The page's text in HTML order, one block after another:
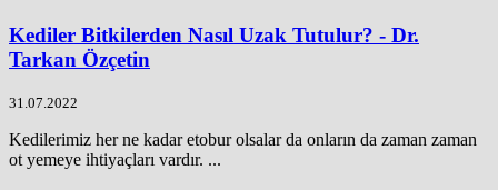
Kediler Bitkilerden Nasıl Uzak Tutulur? - Dr.
Tarkan Özçetin
31.07.2022
Kedilerimiz her ne kadar etobur olsalar da onların da zaman zaman
ot yemeye ihtiyaçları vardır. ...